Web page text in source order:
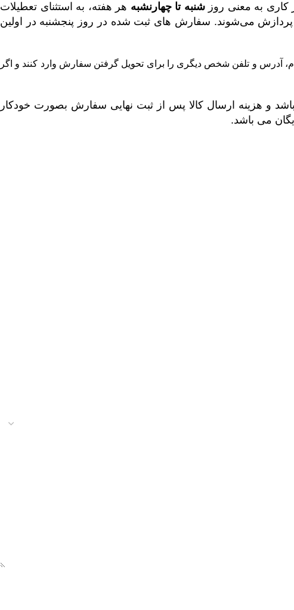
کاری به معنی روزشنبه تا چهارنشبه هر هفته، به استثنای تعطیلات
می‌‏شوند. سفارش های ثبت شده در روز پنجشنبه در اولین
آدرس و تلفن شخص دیگری را برای تحویل گرفتن سفارش وارد کنند و اگر
و هزینه ارسال کالا پس از ثبت نهایی سفارش بصورت خودکار
می باشد.